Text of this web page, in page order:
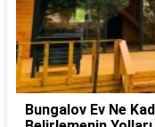
Bungalov Ev Ne